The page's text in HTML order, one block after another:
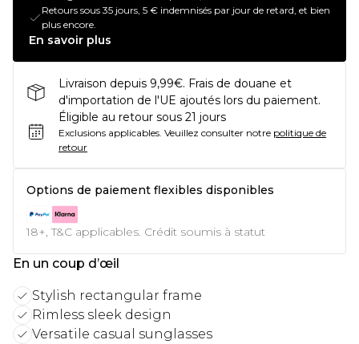
Retours sous 35 jours, 5 € indemnisés par jour de retard, et bien
plus encore.
En savoir plus
Livraison depuis 9,99€. Frais de douane et
d'importation de l'UE ajoutés lors du paiement.
Éligible au retour sous 21 jours
Exclusions applicables. Veuillez consulter notre politique de
retour
Options de paiement flexibles disponibles
18+, T&C applicables. Crédit soumis à statut
En un coup d’œil
Stylish rectangular frame
Rimless sleek design
Versatile casual sunglasses